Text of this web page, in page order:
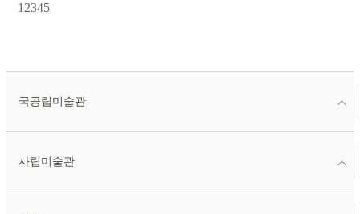
1 2345
국공립미술관
사립미술관